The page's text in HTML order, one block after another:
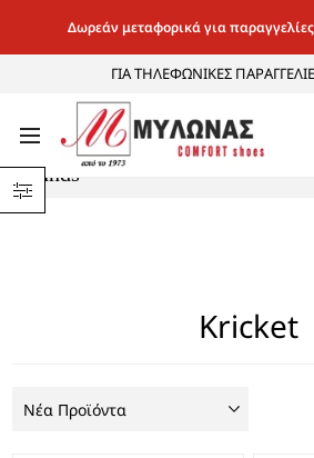
Δωρεάν μεταφορικά για
ΓΙΑ ΤΗΛΕΦΩΝΙΚΕΣ
Κατηγορίες
Brands
Kricket